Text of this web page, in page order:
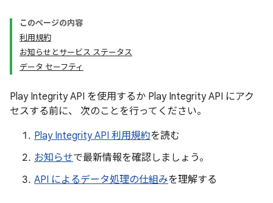
このページの内容
利用規約
お知らせとサービス ステータス
データ セーフティ
Play Integrity API を使用するか Play Integrity API にアク
セスする前に、 次のことを行ってください。
Play Integrity API 利用規約を読む
お知らせで最新情報を確認しましょう。
API によるデータ処理の仕組みを理解する